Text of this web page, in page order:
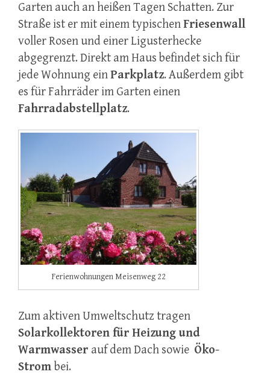
Garten auch an heißen Tagen Schatten. Zur
Straße ist er mit einem typischenFriesenwall
voller Rosen und einer Ligusterhecke
abgegrenzt. Direkt am Haus befindet sich für
jede Wohnung einParkplatz. Außerdem gibt
es für Fahrräder im Garten einen
Fahrradabstellplatz.
Ferienwohnungen Meisenweg 22
Zum aktiven Umweltschutz tragen
Solarkollektoren für Heizung und
Warmwasser auf dem Dach sowie Öko-
Strom bei.